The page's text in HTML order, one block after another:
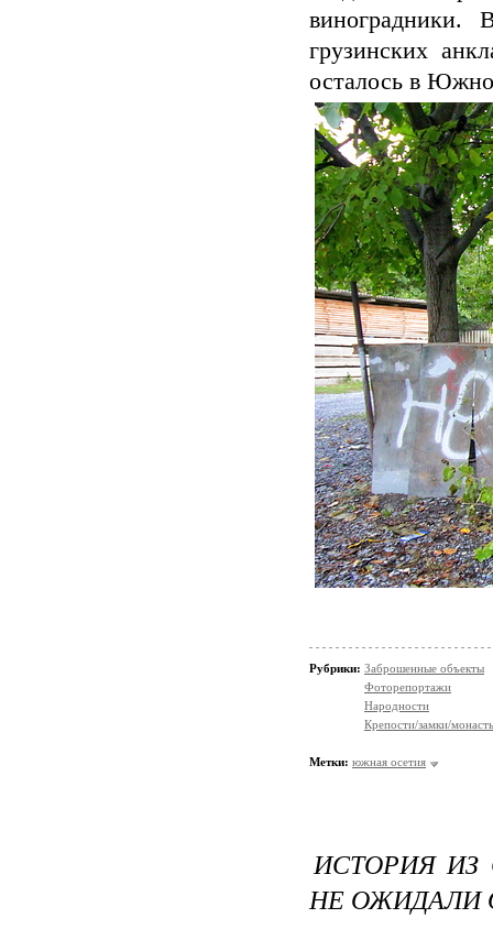
грузинских
осталось в
Рубрики: Заброшенные объекты
Фоторепортажи
Народности
Крепости/замки/
Метки: южная осетия
ИСТОРИЯ ИЗ
НЕ ОЖИДАЛИ